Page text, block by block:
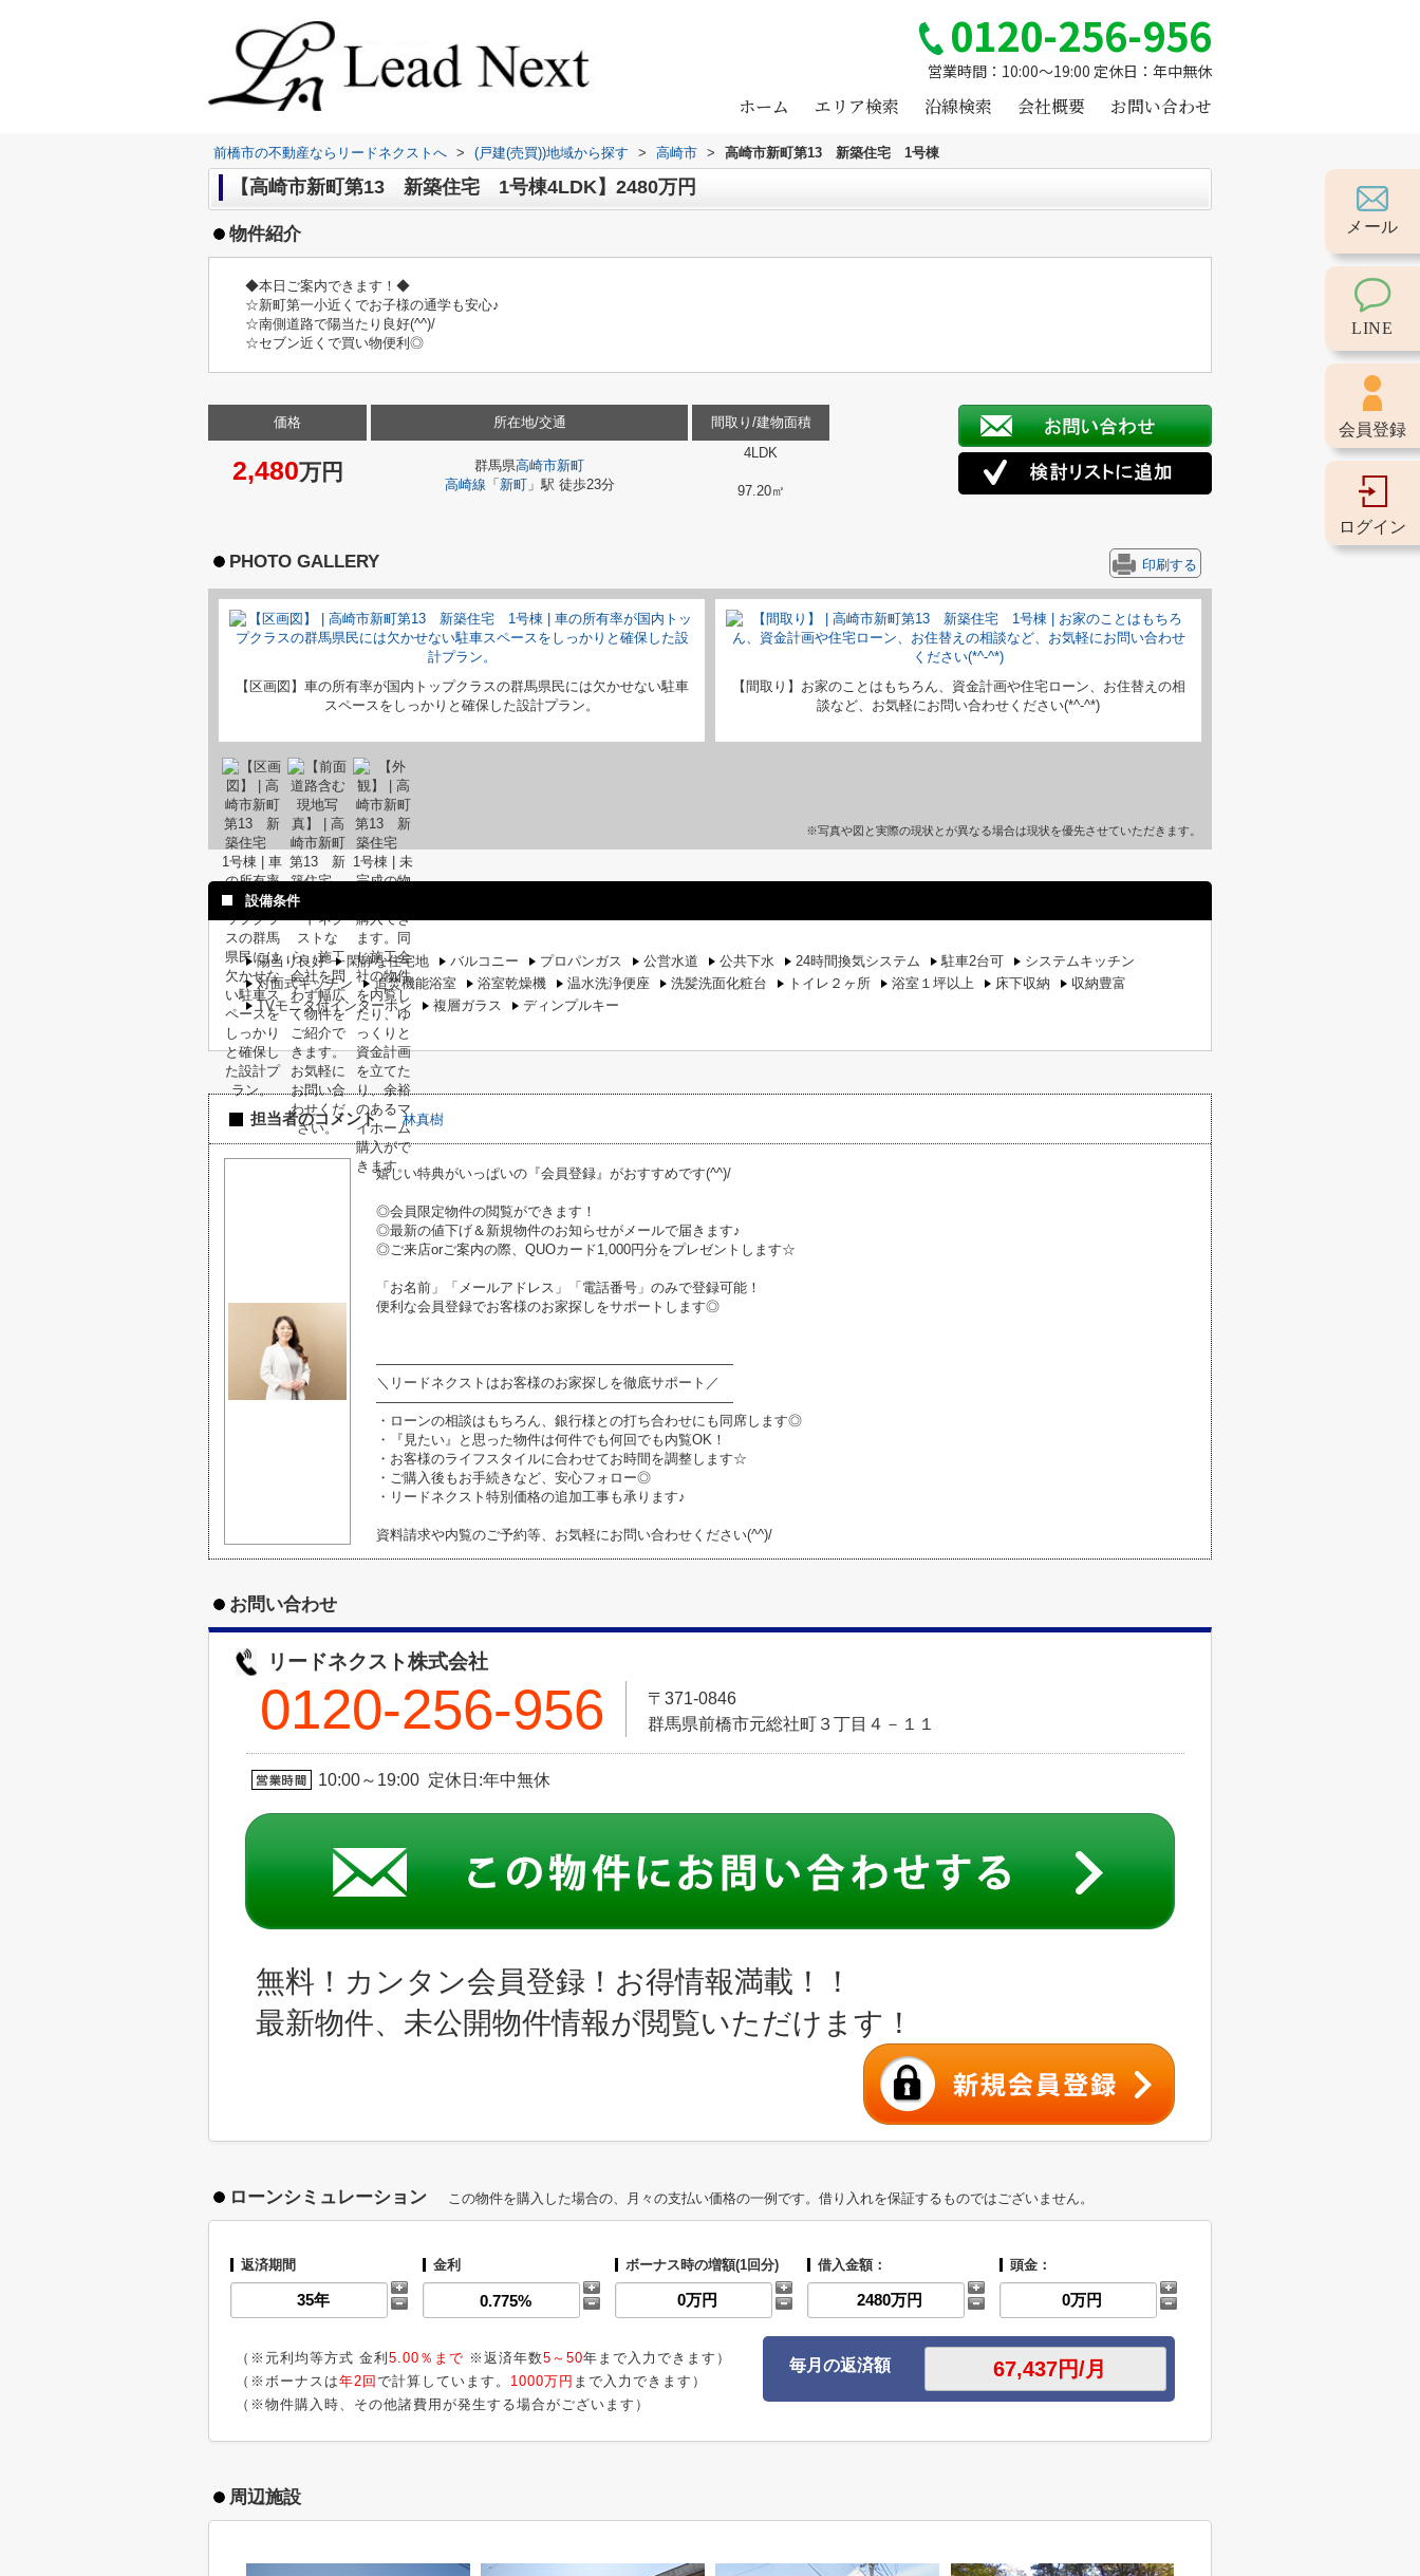
0120-256-956
営業時間：10:00～19:00 定休日：年中無休
ホーム エリア検索 沿線検索 会社概要 お問い合わせ
前橋市の不動産ならリードネクストへ > (戸建(売買))地域から探す > 高崎市 > 高崎市新町第13 新築住宅 1号棟
【高崎市新町第13 新築住宅 1号棟4LDK】2480万円
物件紹介
◆本日ご案内できます！◆
☆新町第一小近くでお子様の通学も安心♪
☆南側道路で陽当たり良好(^^)/
☆セブン近くで買い物便利◎
価格
2,480万円
所在地/交通
群馬県高崎市新町
高崎線 「 新町」駅 徒歩23分
間取り/建物面積
4LDK
97.20㎡
PHOTO GALLERY 印刷する
【区画図】車の所有率が国内トップクラスの群馬県民には欠かせない駐車
スペースをしっかりと確保した設計プラン。
【間取り】お家のことはもちろん、資金計画や住宅ローン、お住替えの相
談など、お気軽にお問い合わせください(*^-^*)
※写真や図と実際の現状とが異なる場合は現状を優先させていただきます。
設備条件
陽当り良好 閑静な住宅地 バルコニー プロパンガス 公営水道 公共下水 24時間換気システム 駐車2台可
システムキッチン
対面式キッチン
追焚機能浴室 浴室乾燥機 温水洗浄便座 洗髪洗面化粧台 トイレ２ヶ所 浴室１坪以上 床下収納
収納豊富
TVモニタ付インターホン
複層ガラス ディンプルキー
担当者のコメント 林真樹
嬉しい特典がいっぱいの『会員登録』がおすすめです(^^)/
◎会員限定物件の閲覧ができます！
◎最新の値下げ＆新規物件のお知らせがメールで届きます♪
◎ご来店orご案内の際、QUOカード1,000円分をプレゼントします☆
「お名前」「メールアドレス」「電話番号」のみで登録可能！
便利な会員登録でお客様のお家探しをサポートします◎
――――――――――――――――――――――――――
＼リードネクストはお客様のお家探しを徹底サポート／
――――――――――――――――――――――――――
・ローンの相談はもちろん、銀行様との打ち合わせにも同席します◎
・『見たい』と思った物件は何件でも何回でも内覧OK！
・お客様のライフスタイルに合わせてお時間を調整します☆
・ご購入後もお手続きなど、安心フォロー◎
・リードネクスト特別価格の追加工事も承ります♪
資料請求や内覧のご予約等、お気軽にお問い合わせください(^^)/
お問い合わせ
リードネクスト株式会社
0120-256-956
〒371-0846
群馬県前橋市元総社町３丁目４－１１
10:00～19:00 定休日:年中無休
無料！カンタン会員登録！お得情報満載！！
最新物件、未公開物件情報が閲覧いただけます！
ローンシミュレーション この物件を購入した場合の、月々の支払い価格の一例です。借り入れを保証するものではございません。
返済期間 金利 ボーナス時の増額(1回分) 借入金額： 頭金：
（※元利均等方式 金利 5.00％まで ※返済年数5～50年まで入力できます）
（※ボーナスは年2回 で計算しています。 1000万円 まで入力できます）
（※物件購入時、その他諸費用が発生する場合がございます）
毎月の返済額
周辺施設
メール
LINE
会員登録
ログイン